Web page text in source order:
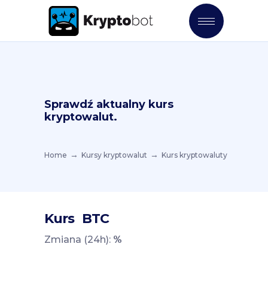
Sprawdź aktualny kurs
kryptowalut.
Home Kursy kryptowalut Kurs kryptowaluty
Kurs BTC
Zmiana (24h): %